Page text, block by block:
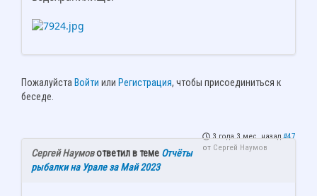
Пожалуйста Войти или Регистрация, чтобы присоединиться к
беседе.
3 года 3 мес. назад #47
от Сергей Наумов
Сергей Наумовответил в теме Отчёты
рыбалки на Урале за Май 2023